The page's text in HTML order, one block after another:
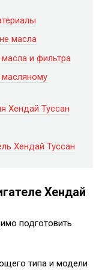
масла
и фильтра
Хендай Туссан
Хендай Туссан
Хендай
подготовить
типа и модели